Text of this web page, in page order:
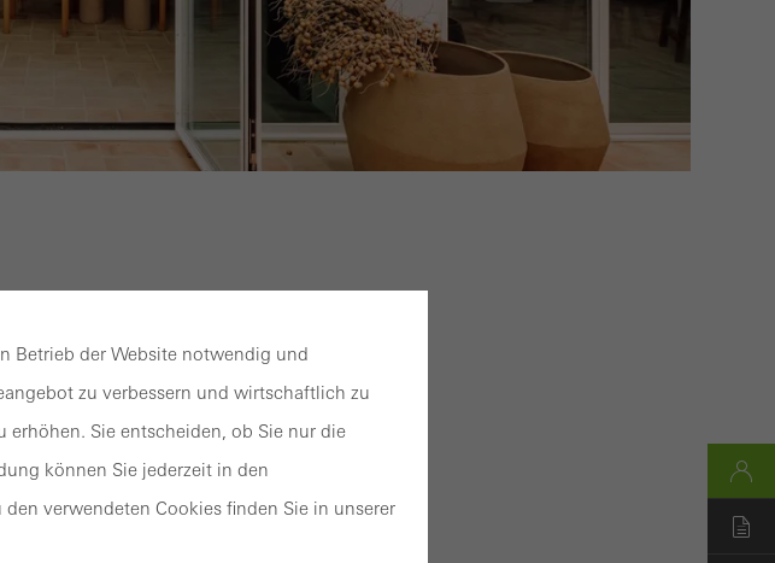
Betrieb der Website notwendig und
zu verbessern und wirtschaftlich zu
Sie entscheiden, ob Sie nur die
können Sie jederzeit in den
verwendeten Cookies finden Sie in unserer